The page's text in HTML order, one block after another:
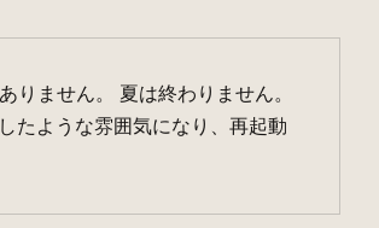
ません。 夏は終わりません。
たような雰囲気になり、再起動